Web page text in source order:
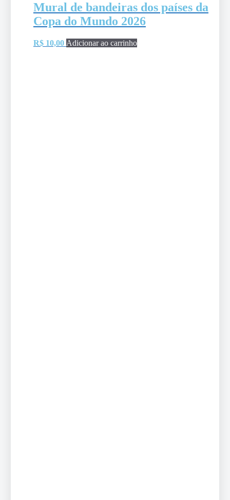
Mural de bandeiras dos países da
Copa do Mundo 2026
R$10,00 Adicionar ao carrinho